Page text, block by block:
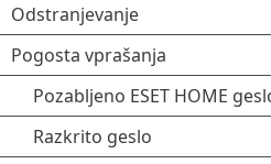
Odstranjevanje
Pogosta vprašanja
Pozabljeno ESET HOME
Razkrito geslo